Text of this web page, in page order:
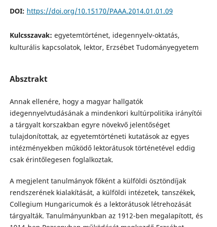
DOI: https://doi.org/10.15170/PAAA.2014.01.01.09
Kulcsszavak: egyetemtörténet, idegennyelv-oktatás,
kulturális kapcsolatok, lektor, Erzsébet Tudományegyetem
Absztrakt
Annak ellenére, hogy a magyar hallgatók
idegennyelvtudásának a mindenkori kultúrpolitika irányítói
a tárgyalt korszakban egyre növekvő jelentőséget
tulajdonítottak, az egyetemtörténeti kutatások az egyes
intézményekben működő lektorátusok történetével eddig
csak érintőlegesen foglalkoztak.
A megjelent tanulmányok főként a külföldi ösztöndíjak
rendszerének kialakítását, a külföldi intézetek, tanszékek,
Collegium Hungaricumok és a lektorátusok létrehozását
tárgyalták. Tanulmányunkban az 1912-ben megalapított, és